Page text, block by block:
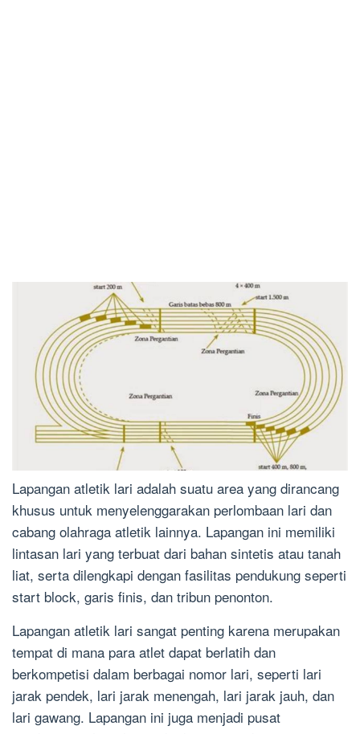
Lapangan atletik lari adalah suatu area yang dirancang
khusus untuk menyelenggarakan perlombaan lari dan
cabang olahraga atletik lainnya. Lapangan ini memiliki
lintasan lari yang terbuat dari bahan sintetis atau tanah
liat, serta dilengkapi dengan fasilitas pendukung seperti
start block, garis finis, dan tribun penonton.
Lapangan atletik lari sangat penting karena merupakan
tempat di mana para atlet dapat berlatih dan
berkompetisi dalam berbagai nomor lari, seperti lari
jarak pendek, lari jarak menengah, lari jarak jauh, dan
lari gawang. Lapangan ini juga menjadi pusat